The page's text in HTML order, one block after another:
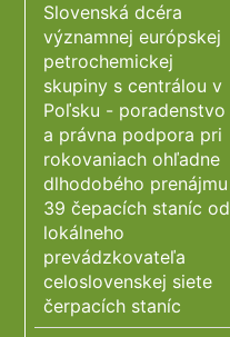
Slovenská dcéra
významnej európskej
petrochemickej
skupiny s centrálou v
Poľsku - poradenstvo
a právna podpora pri
rokovaniach ohľadne
dlhodobého prenájmu
39 čepacích staníc od
lokálneho
prevádzkovateľa
celoslovenskej siete
čerpacích staníc